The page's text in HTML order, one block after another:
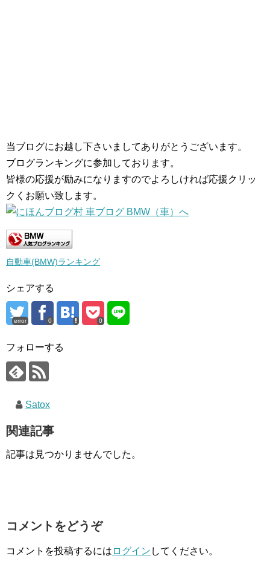
当ブログにお越し下さいましてありがとうございます。
ブログランキングに参加しております。
皆様の応援が励みになりますのでよろしければ応援クリッ
クくお願い致します。
自動車(BMW)ランキング
シェアする
error 0 0
フォローする
Satox
関連記事
記事は見つかりませんでした。
コメントをどうぞ
コメントを投稿するには ログイン してください。